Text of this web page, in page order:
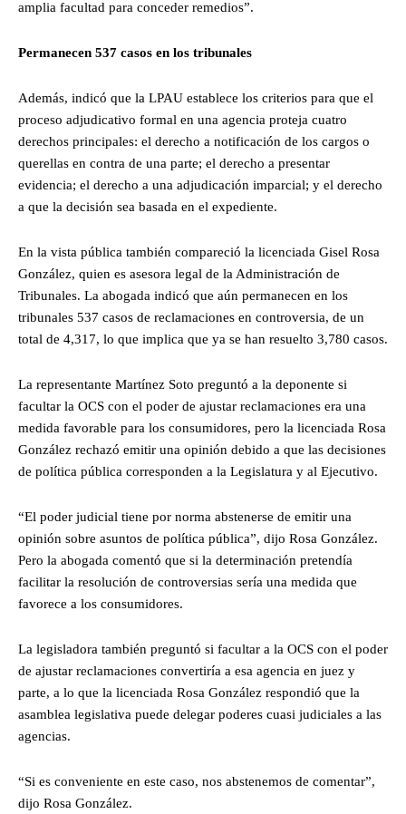
amplia facultad para conceder remedios”.
Permanecen 537 casos en los tribunales
Además, indicó que la LPAU establece los criterios para que el
proceso adjudicativo formal en una agencia proteja cuatro
derechos principales: el derecho a notificación de los cargos o
querellas en contra de una parte; el derecho a presentar
evidencia; el derecho a una adjudicación imparcial; y el derecho
a que la decisión sea basada en el expediente.
En la vista pública también compareció la licenciada Gisel Rosa
González, quien es asesora legal de la Administración de
Tribunales. La abogada indicó que aún permanecen en los
tribunales 537 casos de reclamaciones en controversia, de un
total de 4,317, lo que implica que ya se han resuelto 3,780 casos.
La representante Martínez Soto preguntó a la deponente si
facultar la OCS con el poder de ajustar reclamaciones era una
medida favorable para los consumidores, pero la licenciada Rosa
González rechazó emitir una opinión debido a que las decisiones
de política pública corresponden a la Legislatura y al Ejecutivo.
“El poder judicial tiene por norma abstenerse de emitir una
opinión sobre asuntos de política pública”, dijo Rosa González.
Pero la abogada comentó que si la determinación pretendía
facilitar la resolución de controversias sería una medida que
favorece a los consumidores.
La legisladora también preguntó si facultar a la OCS con el poder
de ajustar reclamaciones convertiría a esa agencia en juez y
parte, a lo que la licenciada Rosa González respondió que la
asamblea legislativa puede delegar poderes cuasi judiciales a las
agencias.
“Si es conveniente en este caso, nos abstenemos de comentar”,
dijo Rosa González.